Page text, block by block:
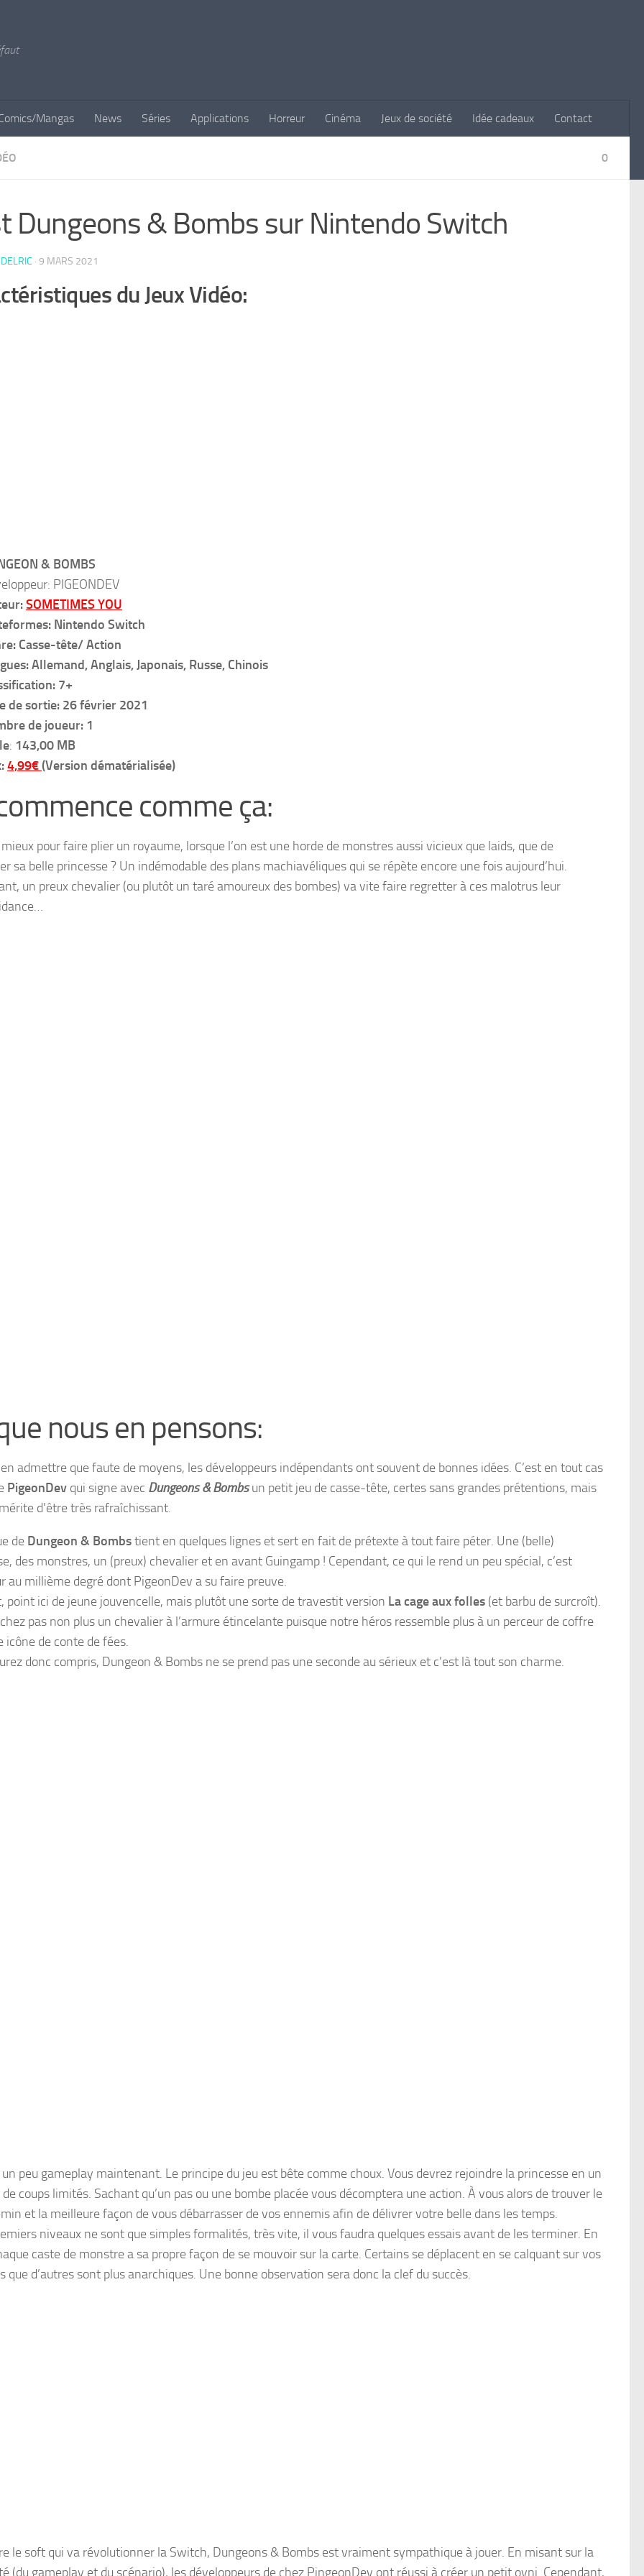
Mangas News Séries Applications Horreur Cinéma Jeux de société Idée cadeaux Contact
0
Dungeons & Bombs sur Nintendo Switch
· 9 MARS 2021
du Jeux Vidéo:
& BOMBS
PIGEONDEV
SOMETIMES YOU
Nintendo Switch
Casse-tête/ Action
Allemand, Anglais, Japonais, Russe, Chinois
7+
de sortie: 26 février 2021
de joueur: 1
: 143,00 MB
4,99€(Version dématérialisée)
comme ça:
pour faire plier un royaume, lorsque l’on est une horde de monstres aussi vicieux que laids, que de
sa belle princesse ? Un indémodable des plans machiavéliques qui se répète encore une fois aujourd’hui.
un preux chevalier (ou plutôt un taré amoureux des bombes) va vite faire regretter à ces malotrus leur
nous en pensons:
admettre que faute de moyens, les développeurs indépendants ont souvent de bonnes idées. C’est en tout cas
PigeonDev qui signe avec Dungeons & Bombsun petit jeu de casse-tête, certes sans grandes prétentions, mais
d’être très rafraîchissant.
de Dungeon & Bombstient en quelques lignes et sert en fait de prétexte à tout faire péter. Une (belle)
des monstres, un (preux) chevalier et en avant Guingamp ! Cependant, ce qui le rend un peu spécial, c’est
au millième degré dont PigeonDev a su faire preuve.
point ici de jeune jouvencelle, mais plutôt une sorte de travestit version La cage aux folles (et barbu de surcroît).
pas non plus un chevalier à l’armure étincelante puisque notre héros ressemble plus à un perceur de coffre
icône de conte de fées.
donc compris, Dungeon & Bombs ne se prend pas une seconde au sérieux et c’est là tout son charme.
peu gameplay maintenant. Le principe du jeu est bête comme choux. Vous devrez rejoindre la princesse en un
coups limités. Sachant qu’un pas ou une bombe placée vous décomptera une action. À vous alors de trouver le
et la meilleure façon de vous débarrasser de vos ennemis afin de délivrer votre belle dans les temps.
niveaux ne sont que simples formalités, très vite, il vous faudra quelques essais avant de les terminer. En
caste de monstre a sa propre façon de se mouvoir sur la carte. Certains se déplacent en se calquant sur vos
que d’autres sont plus anarchiques. Une bonne observation sera donc la clef du succès.
le soft qui va révolutionner la Switch, Dungeons & Bombs est vraiment sympathique à jouer. En misant sur la
(du gameplay et du scénario), les développeurs de chez PingeonDev ont réussi à créer un petit ovni. Cependant,